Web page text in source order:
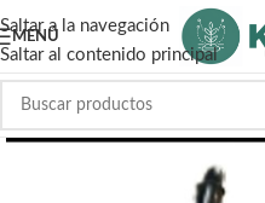
Saltar a la navegación
Saltar al contenido principal
MENÚ